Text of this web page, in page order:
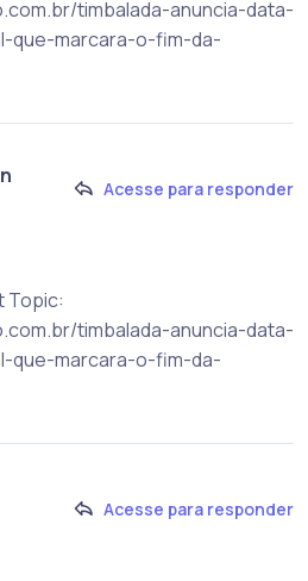
timbalada-anuncia-data-
que-marcara-o-fim-da-
Acesse para responder
Topic:
timbalada-anuncia-data-
que-marcara-o-fim-da-
Acesse para responder